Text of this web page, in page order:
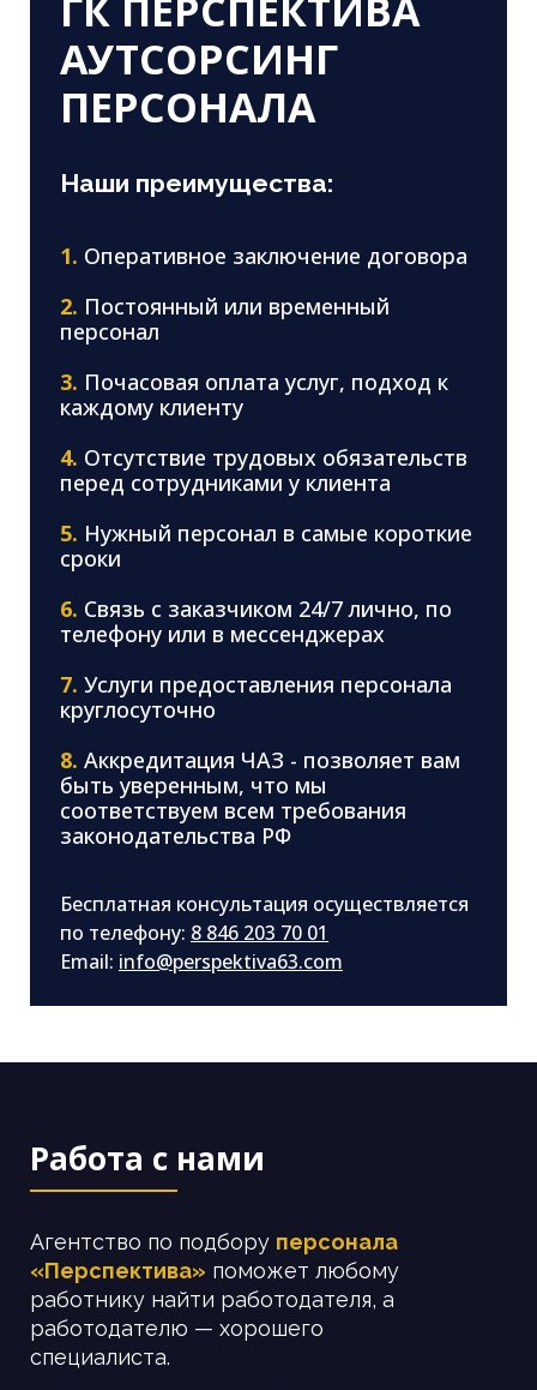
ГК ПЕРСПЕКТИВА
АУТСОРСИНГ
ПЕРСОНАЛА
Наши преимущества:
1. Оперативное заключение договора
2. Постоянный или временный
персонал
3. Почасовая оплата услуг, подход к
каждому клиенту
4. Отсутствие трудовых обязательств
перед сотрудниками у клиента
5. Нужный персонал в самые короткие
сроки
6. Связь с заказчиком 24/7 лично, по
телефону или в мессенджерах
7. Услуги предоставления персонала
круглосуточно
8. Аккредитация ЧАЗ - позволяет вам
быть уверенным, что мы
соответствуем всем требования
законодательства РФ
Бесплатная консультация осуществляется
по телефону: 8 846 203 70 01
Email: info@perspektiva63.com
Агентство по подбору персонала
«Перспектива» поможет любому
работнику найти работодателя, а
работодателю — хорошего
специалиста.
Работа с нами